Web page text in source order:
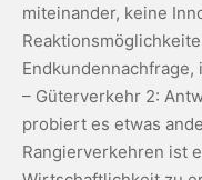
miteinander, keine
– Güterverkehr 2:
probiert es etwas
Rangierverkehren ist